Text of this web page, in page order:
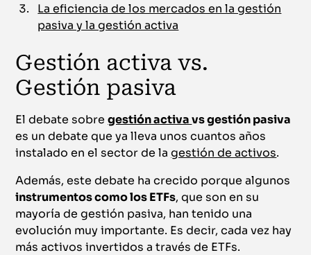
La eficiencia de los mercados en la gestión
pasiva y la gestión activa
Gestión activa vs.
Gestión pasiva
El debate sobregestión activavs gestión pasiva
es un debate que ya lleva unos cuantos años
instalado en el sector de lagestión de activos.
Además, este debate ha crecido porque algunos
instrumentos como los ETFs, que son en su
mayoría de gestión pasiva, han tenido una
evolución muy importante. Es decir, cada vez hay
más activos invertidos a través de ETFs.